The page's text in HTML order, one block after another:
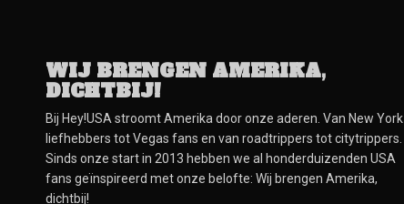
WIJ BRENGEN AMERIKA,
DICHTBIJ!
Bij Hey!USA stroomt Amerika door onze aderen. Van New York
liefhebbers tot Vegas fans en van roadtrippers tot citytrippers.
Sinds onze start in 2013 hebben we al honderduizenden USA
fans geïnspireerd met onze belofte: Wij brengen Amerika,
dichtbij!